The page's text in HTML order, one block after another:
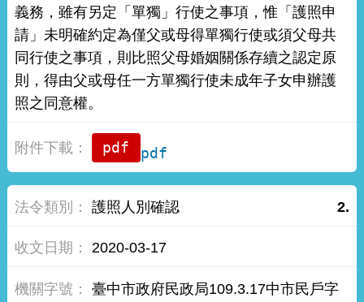
義務，雖有另定「單獨」行使之事項，惟「護照申
請」未明確約定為僅父或母得單獨行使或須父母共
同行使之事項，則比照父母婚姻關係存續之認定原
則，得由父或母任一方單獨行使未成年子女申辦護
照之同意權。
pdf
2.
護照人別確認
2020-03-17
臺中市政府民政局109.3.17中市民戶字